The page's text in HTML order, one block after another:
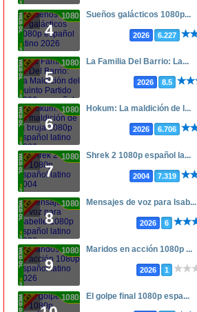
4
1080p Sueños galácticos 1080p...
2026 6.227
5
1080p La Familia Del Barrio: La...
2026 8.5
6
1080p Hokum: La maldición de l...
2026 6.706
7
1080p Shrek 2 1080p español la...
2004 7.319
8
1080p Mensajes de voz para Isab...
2026 6
9
1080p Maridos en acción 1080p ...
2026 1
1080p El golpe final 1080p espa...